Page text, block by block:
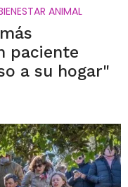
ANIMAL
paciente
a su hogar"